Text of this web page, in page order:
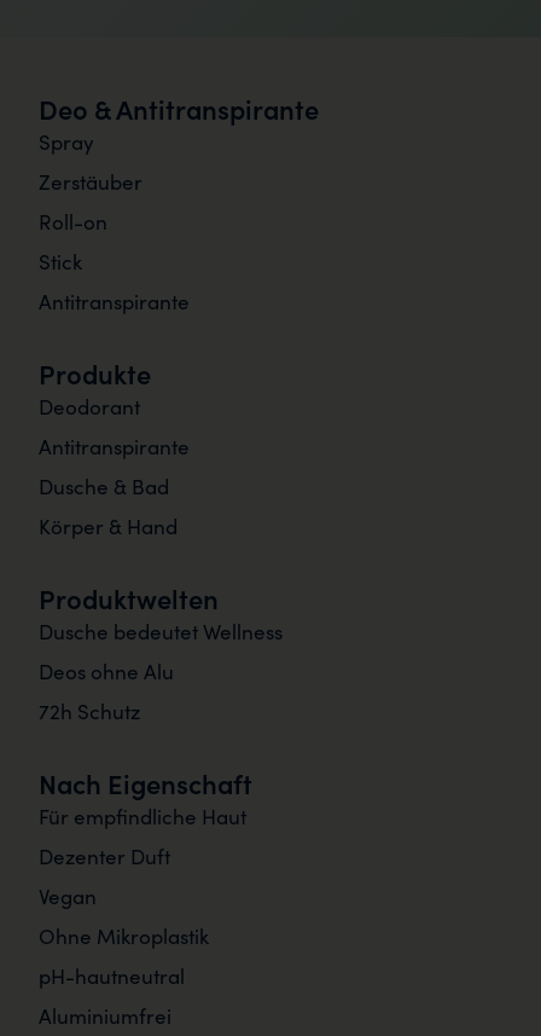
Deo & Antitranspirante
Spray
Zerstäuber
Roll-on
Stick
Antitranspirante
Produkte
Deodorant
Antitranspirante
Dusche & Bad
Körper & Hand
Produktwelten
Dusche bedeutet Wellness
Deos ohne Alu
72h Schutz
Nach Eigenschaft
Für empfindliche Haut
Dezenter Duft
Vegan
Ohne Mikroplastik
pH-hautneutral
Aluminiumfrei